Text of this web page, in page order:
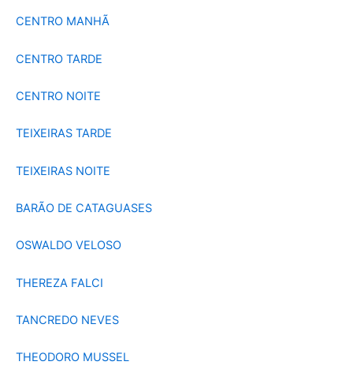
CENTRO MANHÃ
CENTRO TARDE
CENTRO NOITE
TEIXEIRAS TARDE
TEIXEIRAS NOITE
BARÃO DE CATAGUASES
OSWALDO VELOSO
THEREZA FALCI
TANCREDO NEVES
THEODORO MUSSEL